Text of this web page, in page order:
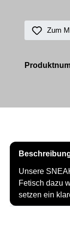
Zum
Unsere
Fetisch dazu
setzen ein